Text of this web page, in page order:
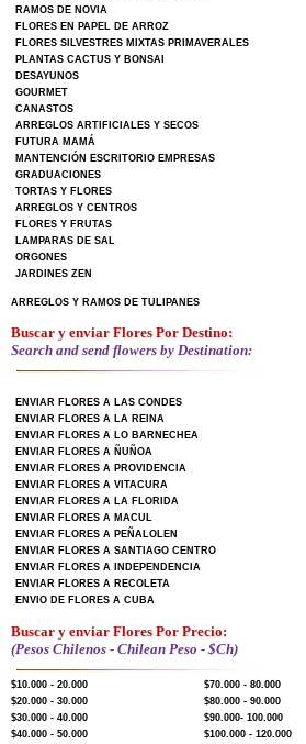
RAMOS DE NOVIA
FLORES EN PAPEL DE ARROZ
FLORES SILVESTRES MIXTAS PRIMAVERALES
PLANTAS CACTUS Y BONSAI
DESAYUNOS
GOURMET
CANASTOS
ARREGLOS ARTIFICIALES Y SECOS
FUTURA MAMÁ
MANTENCIÓN ESCRITORIO EMPRESAS
GRADUACIONES
TORTAS Y FLORES
ARREGLOS Y CENTROS
FLORES Y FRUTAS
LAMPARAS DE SAL
ORGONES
JARDINES ZEN
ARREGLOS Y RAMOS DE TULIPANES
Buscar y enviar Flores Por Destino:
Search and send flowers by Destination:
ENVIAR FLORES A LAS CONDES
ENVIAR FLORES A LA REINA
ENVIAR FLORES A LO BARNECHEA
ENVIAR FLORES A ÑUÑOA
ENVIAR FLORES A PROVIDENCIA
ENVIAR FLORES A VITACURA
ENVIAR FLORES A LA FLORIDA
ENVIAR FLORES A MACUL
ENVIAR FLORES A PEÑALOLEN
ENVIAR FLORES A SANTIAGO CENTRO
ENVIAR FLORES A INDEPENDENCIA
ENVIAR FLORES A RECOLETA
ENVIO DE FLORES A CUBA
Buscar y enviar Flores Por Precio:
(Pesos Chilenos - Chilean Peso - $Ch)
$10.000 - 20.000
$70.000 - 80.000
$20.000 - 30.000
$80.000 - 90.000
$30.000 - 40.000
$90.000- 100.000
$40.000 - 50.000
$100.000 - 120.000